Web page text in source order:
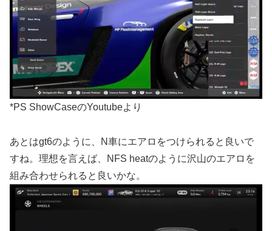
*PS ShowCaseのYoutubeより
あとはgt6のように、N車にエアロをつけられると良いで
すね。理想を言えば、NFS heatのように沢山のエアロを
組み合わせられると良いかな。